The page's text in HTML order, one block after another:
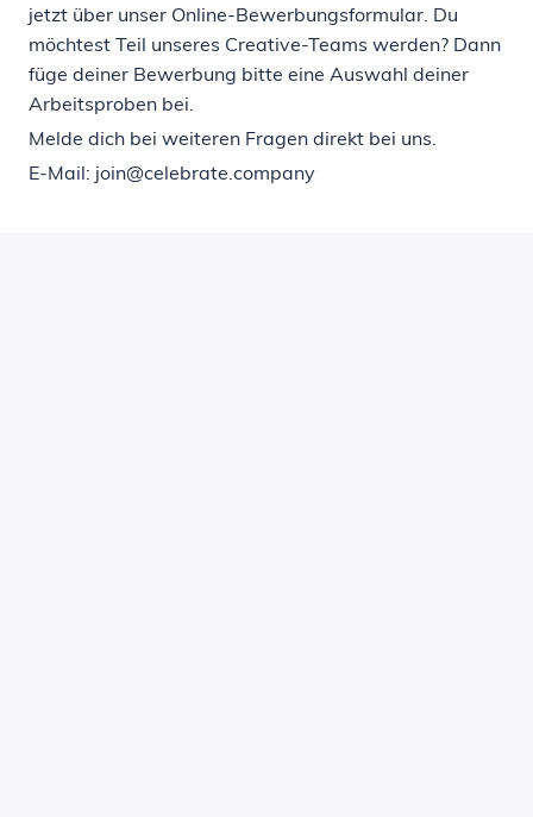
jetzt über unser Online-Bewerbungsformular. Du
möchtest Teil unseres Creative-Teams werden? Dann
füge deiner Bewerbung bitte eine Auswahl deiner
Arbeitsproben bei.
Melde dich bei weiteren Fragen direkt bei uns.
E-Mail: join@celebrate.company